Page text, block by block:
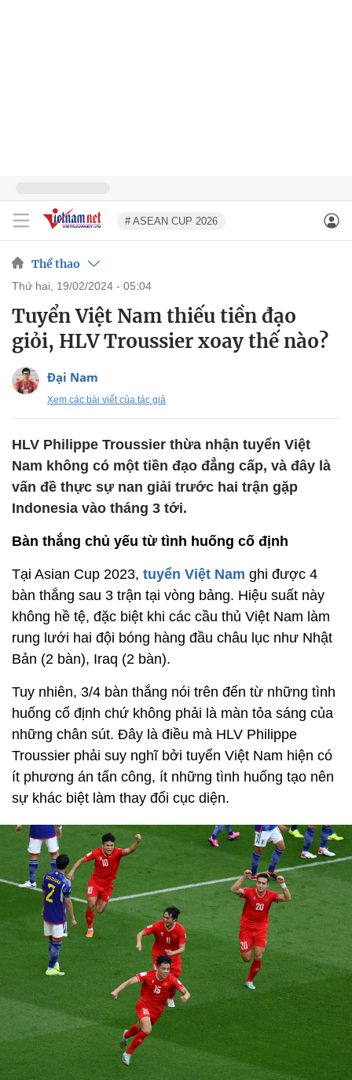
# ASEAN CUP 2026
Thể thao
thứ hai, 19/02/2024 - 05:04
Tuyển Việt Nam thiếu tiền đạo
giỏi, HLV Troussier xoay thế nào?
Đại Nam
Xem các bài viết của tác giả
HLV Philippe Troussier thừa nhận tuyển Việt
Nam không có một tiền đạo đẳng cấp, và đây là
vấn đề thực sự nan giải trước hai trận gặp
Indonesia vào tháng 3 tới.
Bàn thắng chủ yếu từ tình huống cố định
Tại Asian Cup 2023, tuyển Việt Nam ghi được 4
bàn thắng sau 3 trận tại vòng bảng. Hiệu suất này
không hề tệ, đặc biệt khi các cầu thủ Việt Nam làm
rung lưới hai đội bóng hàng đầu châu lục như Nhật
Bản (2 bàn), Iraq (2 bàn).
Tuy nhiên, 3/4 bàn thắng nói trên đến từ những tình
huống cố định chứ không phải là màn tỏa sáng của
những chân sút. Đây là điều mà HLV Philippe
Troussier phải suy nghĩ bởi tuyển Việt Nam hiện có
ít phương án tấn công, ít những tình huống tạo nên
sự khác biệt làm thay đổi cục diện.